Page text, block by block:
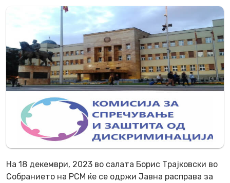
На 18 декември, 2023 во салата Борис Трајковски во
Собранието на РСМ ќе се одржи Јавна расправа за